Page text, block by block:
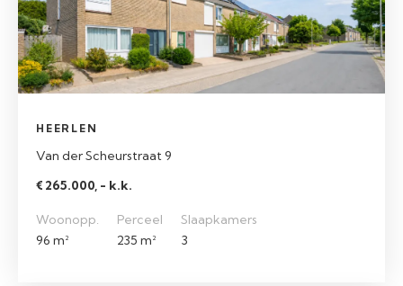
HEERLEN
Van der Scheurstraat 9
€ 265.000, - k.k.
Woonopp.
96 m²
Perceel
235 m²
Slaapkamers
3